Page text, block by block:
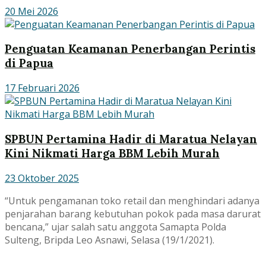
20 Mei 2026
Penguatan Keamanan Penerbangan Perintis
di Papua
17 Februari 2026
SPBUN Pertamina Hadir di Maratua Nelayan
Kini Nikmati Harga BBM Lebih Murah
23 Oktober 2025
“Untuk pengamanan toko retail dan menghindari adanya
penjarahan barang kebutuhan pokok pada masa darurat
bencana,” ujar salah satu anggota Samapta Polda
Sulteng, Bripda Leo Asnawi, Selasa (19/1/2021).